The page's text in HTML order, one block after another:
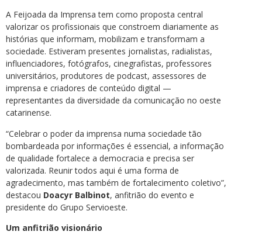
A Feijoada da Imprensa tem como proposta central
valorizar os profissionais que constroem diariamente as
histórias que informam, mobilizam e transformam a
sociedade. Estiveram presentes jornalistas, radialistas,
influenciadores, fotógrafos, cinegrafistas, professores
universitários, produtores de podcast, assessores de
imprensa e criadores de conteúdo digital —
representantes da diversidade da comunicação no oeste
catarinense.
“Celebrar o poder da imprensa numa sociedade tão
bombardeada por informações é essencial, a informação
de qualidade fortalece a democracia e precisa ser
valorizada. Reunir todos aqui é uma forma de
agradecimento, mas também de fortalecimento coletivo”,
destacou Doacyr Balbinot, anfitrião do evento e
presidente do Grupo Servioeste.
Um anfitrião visionário